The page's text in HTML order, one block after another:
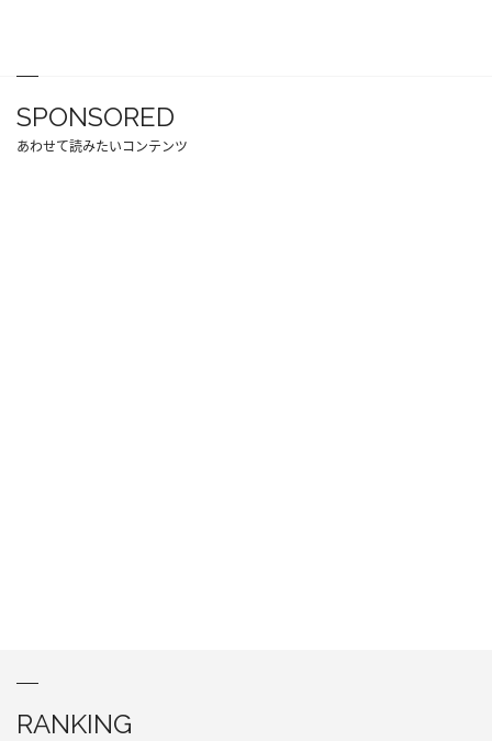
SPONSORED
あわせて読みたいコンテンツ
RANKING